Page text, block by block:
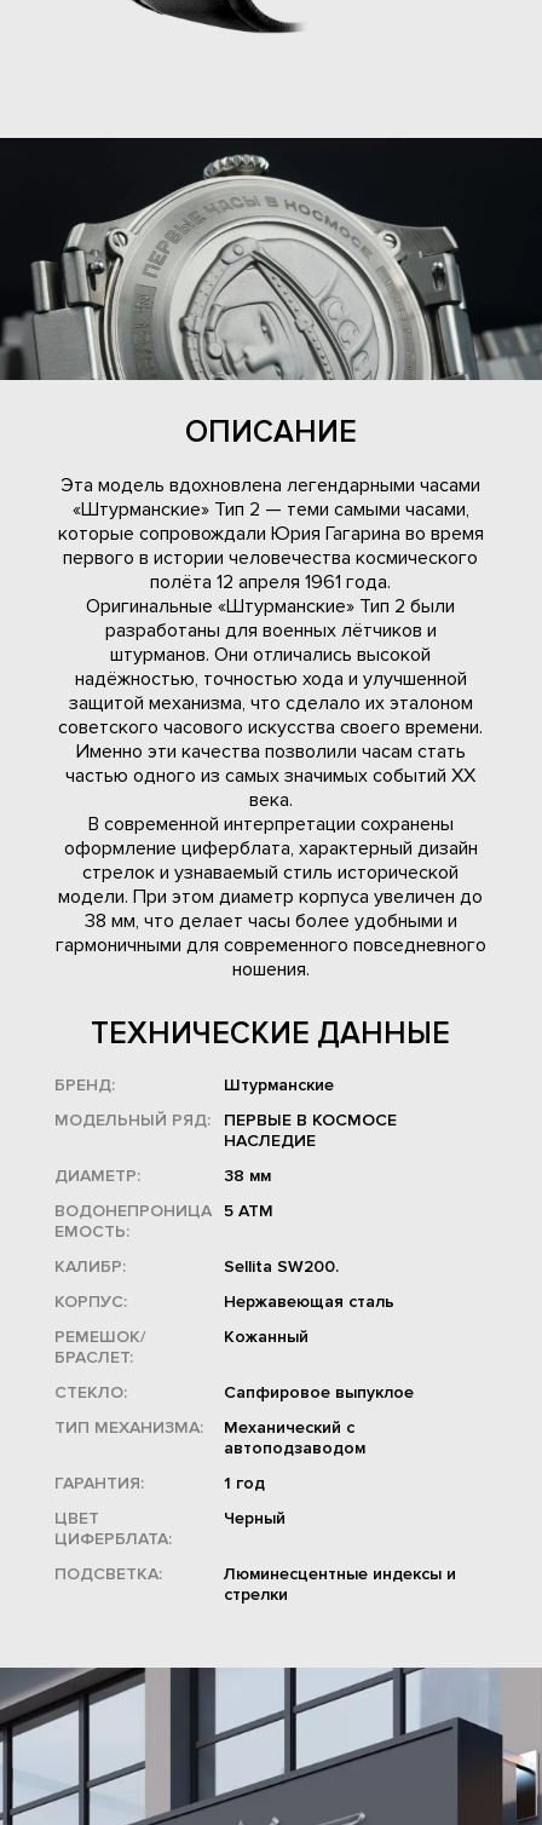
ОПИСАНИЕ
Эта модель вдохновлена легендарными часами
«Штурманские» Тип 2 — теми самыми часами,
которые сопровождали Юрия Гагарина во время
первого в истории человечества космического
полёта 12 апреля 1961 года.
Оригинальные «Штурманские» Тип 2 были
разработаны для военных лётчиков и
штурманов. Они отличались высокой
надёжностью, точностью хода и улучшенной
защитой механизма, что сделало их эталоном
советского часового искусства своего времени.
Именно эти качества позволили часам стать
частью одного из самых значимых событий XX
века.
В современной интерпретации сохранены
оформление циферблата, характерный дизайн
стрелок и узнаваемый стиль исторической
модели. При этом диаметр корпуса увеличен до
38 мм, что делает часы более удобными и
гармоничными для современного повседневного
ношения.
ТЕХНИЧЕСКИЕ ДАННЫЕ
БРЕНД:
Штурманские
МОДЕЛЬНЫЙ РЯД:
ПЕРВЫЕ В КОСМОСЕ
НАСЛЕДИЕ
ДИАМЕТР:
38 мм
ВОДОНЕПРОНИЦА
ЕМОСТЬ:
5 ATM
КАЛИБР:
Sellita SW200.
КОРПУС:
Нержавеющая сталь
РЕМЕШОК/
БРАСЛЕТ:
Кожанный
СТЕКЛО:
Сапфировое выпуклое
ТИП МЕХАНИЗМА:
Механический с
автоподзаводом
ГАРАНТИЯ:
1 год
ЦВЕТ
ЦИФЕРБЛАТА:
Черный
ПОДСВЕТКА:
Люминесцентные индексы и
стрелки